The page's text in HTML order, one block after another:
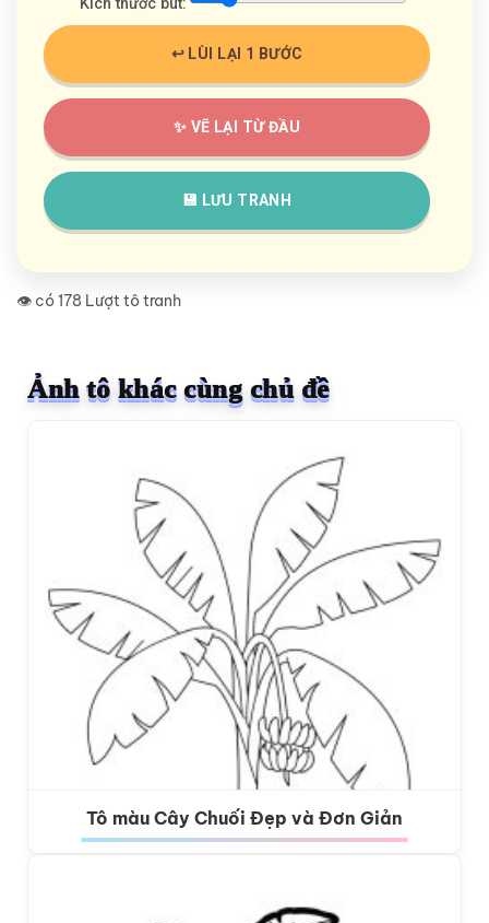
↩️ LÙI LẠI 1 BƯỚC
✨ VẼ LẠI TỪ ĐẦU
💾 LƯU TRANH
👁️ có 178 Lượt tô tranh
Ảnh tô khác cùng chủ đề
Tô màu Cây Chuối Đẹp và Đơn Giản